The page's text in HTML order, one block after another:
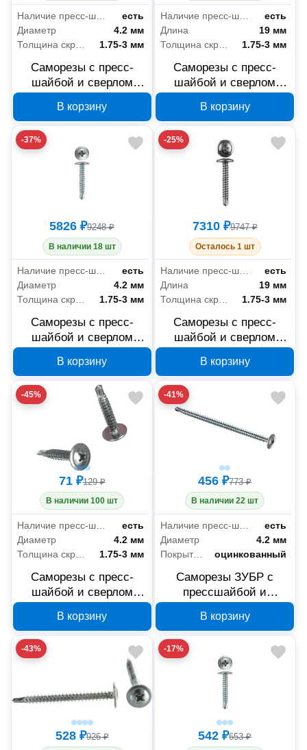
Наличие пресс-шайбы
есть
Диаметр
4.2 мм
1.75-3 мм
Саморезы с пресс-
шайбой и сверлом
4.2x51 мм
В корзину
Наличие пресс-шайбы
есть
Длина
19 мм
Толщина скрепляемых материалов
1.75-3 мм
Саморезы с пресс-
шайбой и сверлом
4.2x19 мм
В корзину
-37%
5826 ₽9248 ₽
В наличии 18 шт
есть
Диаметр
4.2 мм
1.75-3 мм
Саморезы с пресс-
шайбой и сверлом
4.2x51 мм
В корзину
-25%
7310 ₽9747 ₽
Осталось 1 шт
Наличие пресс-шайбы
есть
Длина
19 мм
Толщина скрепляемых материалов
1.75-3 мм
Саморезы с пресс-
шайбой и сверлом
4.2x19 мм
В корзину
-45%
71 ₽129 ₽
В наличии 100 шт
есть
Диаметр
4.2 мм
1.75-3 мм
Саморезы с пресс-
шайбой и сверлом
4.2x25 мм
В корзину
-41%
456 ₽773 ₽
В наличии 22 шт
Наличие пресс-шайбы
есть
Диаметр
4.2 мм
Покрытие
оцинкованный
Саморезы ЗУБР с
прессшайбой и
металлу 4,2x76 мм,
PH2, 100 шт, 4-300211-
В корзину
-43%
528 ₽926 ₽
-17%
542 ₽653 ₽